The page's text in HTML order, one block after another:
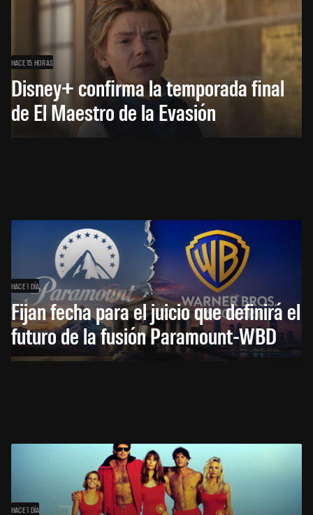
HACE 15 HORAS
Disney+ confirma la temporada final
de El Maestro de la Evasión
HACE 1 DÍA
Fijan fecha para el juicio que definirá el
futuro de la fusión Paramount-WBD
HACE 1 DÍA